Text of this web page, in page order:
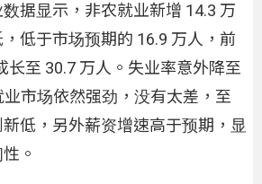
据显示，非农就业新增 14.3 万
低于市场预期的 16.9 万人，前
长至 30.7 万人。失业率意外降至
业市场依然强劲，没有太差，至
低，另外薪资增速高于预期，显
。